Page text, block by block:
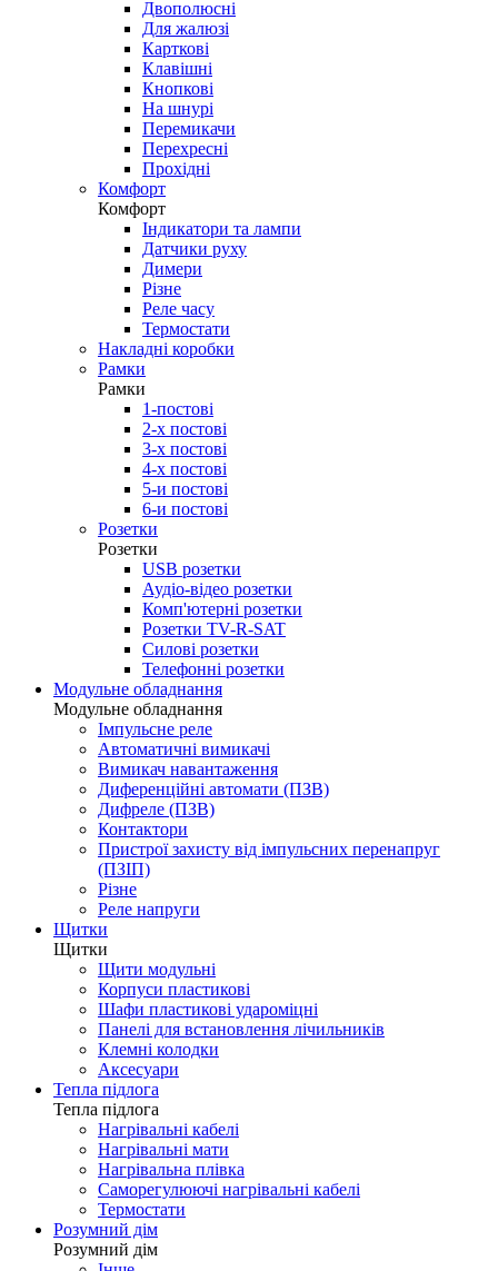
Двополюсні
Для жалюзі
Карткові
Клавішні
Кнопкові
На шнурі
Перемикачи
Перехресні
Прохідні
Комфорт
Комфорт
Індикатори та лампи
Датчики руху
Димери
Різне
Реле часу
Термостати
Накладні коробки
Рамки
Рамки
1-постові
2-х постові
3-х постові
4-х постові
5-и постові
6-и постові
Розетки
Розетки
USB розетки
Аудіо-відео розетки
Комп'ютерні розетки
Розетки TV-R-SAT
Силові розетки
Телефонні розетки
Модульне обладнання
Модульне обладнання
Імпульсне реле
Автоматичні вимикачі
Вимикач навантаження
Диференційні автомати (ПЗВ)
Дифреле (ПЗВ)
Контактори
Пристрої захисту від імпульсних перенапруг
(ПЗІП)
Різне
Реле напруги
Щитки
Щитки
Щити модульні
Корпуси пластикові
Шафи пластикові удароміцні
Панелі для встановлення лічильників
Клемні колодки
Аксесуари
Тепла підлога
Тепла підлога
Нагрівальні кабелі
Нагрівальні мати
Нагрівальна плівка
Саморегулюючі нагрівальні кабелі
Термостати
Розумний дім
Розумний дім